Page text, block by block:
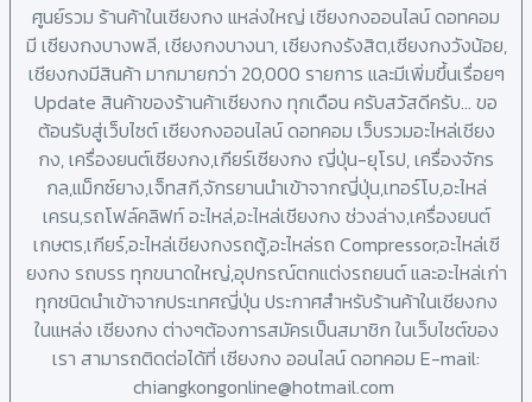
ศูนย์รวม ร้านค้าในเชียงกง แหล่งใหญ่ เซียงกงออนไลน์ ดอทคอม
มี เซียงกงบางพลี, เชียงกงบางนา, เซียงกงรังสิต,เซียงกงวังน้อย,
เชียงกงมีสินค้า มากมายกว่า 20,000 รายการ และมีเพิ่มขึ้นเรื่อยๆ
Update สินค้าของร้านค้าเซียงกง ทุกเดือน ครับสวัสดีครับ... ขอ
ต้อนรับสู่เว็บไซต์ เซียงกงออนไลน์ ดอทคอม เว็บรวมอะไหล่เชียง
กง, เครื่องยนต์เซียงกง,เกียร์เซียงกง ญี่ปุ่น-ยุโรป, เครื่องจักร
กล,แม็กซ์ยาง,เจ็ทสกี,จักรยานนำเข้าจากญี่ปุ่น,เทอร์โบ,อะไหล่
เครน,รถโฟล์คลิฟท์ อะไหล่,อะไหล่เชียงกง ช่วงล่าง,เครื่องยนต์
เกษตร,เกียร์,อะไหล่เชียงกงรถตู้,อะไหล่รถ Compressor,อะไหล่เซี
ยงกง รถบรร ทุกขนาดใหญ่,อุปกรณ์ตกแต่งรถยนต์ และอะไหล่เก่า
ทุกชนิดนำเข้าจากประเทศญี่ปุ่น ประกาศสำหรับร้านค้าในเชียงกง
ในแหล่ง เซียงกง ต่างๆต้องการสมัครเป็นสมาชิก ในเว็บไซต์ของ
เรา สามารถติดต่อได้ที่ เซียงกง ออนไลน์ ดอทคอม E-mail:
chiangkongonline@hotmail.com